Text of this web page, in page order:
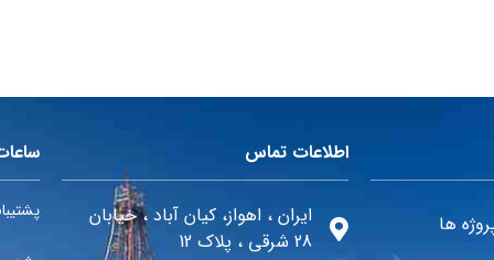
ها
اطلاعات تماس
ایران ، اهواز، کیان آباد ، خیابان
28 شرقی ، پلاک 12
پشتیبانی 24 ساعته